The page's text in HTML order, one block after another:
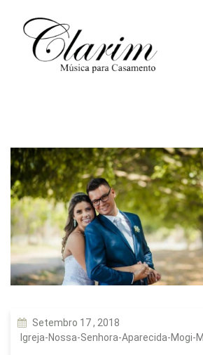
Setembro 17 , 2018
Igreja-Nossa-Senhora-Aparecida-Mogi-